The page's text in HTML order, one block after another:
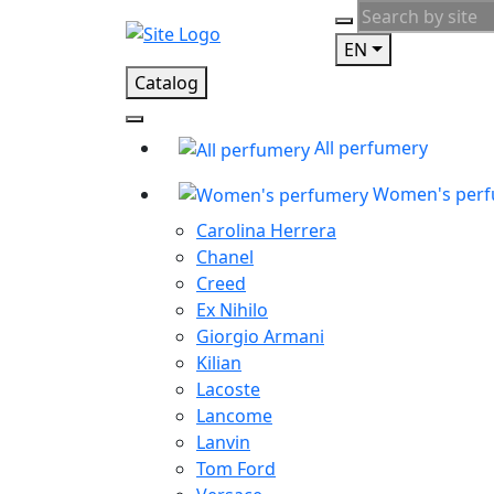
EN
Catalog
All perfumery
Women's
Carolina Herrera
Chanel
Creed
Ex Nihilo
Giorgio Armani
Kilian
Lacoste
Lancome
Lanvin
Tom Ford